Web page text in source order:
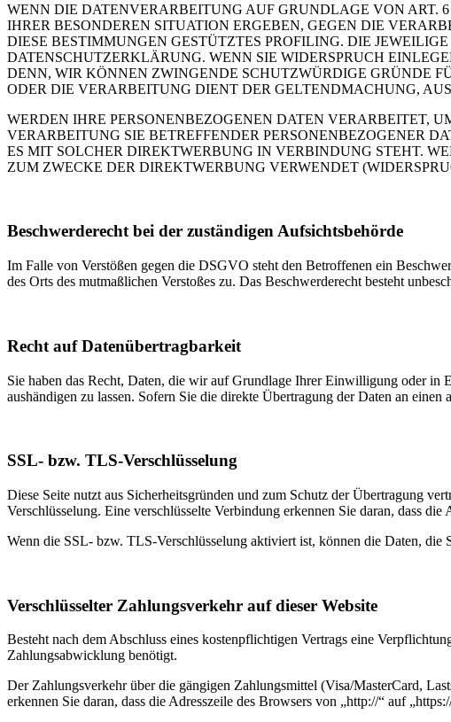
WENN DIE DATENVERARBEITUNG AUF GRUNDLAGE VON ART.
IHRER BESONDEREN SITUATION ERGEBEN, GEGEN DIE
DIESE BESTIMMUNGEN GESTÜTZTES PROFILING. DIE
DATENSCHUTZERKLÄRUNG. WENN SIE WIDERSPRUCH
DENN, WIR KÖNNEN ZWINGENDE SCHUTZWÜRDIGE GRÜNDE
ODER DIE VERARBEITUNG DIENT DER GELTENDMACHUNG,
WERDEN IHRE PERSONENBEZOGENEN DATEN VERARBEITET,
VERARBEITUNG SIE BETREFFENDER PERSONENBEZOGENER
ES MIT SOLCHER DIREKTWERBUNG IN VERBINDUNG STEHT.
ZUM ZWECKE DER DIREKTWERBUNG VERWENDET
Beschwerde­recht bei der zuständigen Aufsichts­behörde
Im Falle von Verstößen gegen die DSGVO steht den Betroffenen ein
des Orts des mutmaßlichen Verstoßes zu. Das Beschwerderecht besteht
Recht auf Daten­übertrag­barkeit
Sie haben das Recht, Daten, die wir auf Grundlage Ihrer Einwilligung oder in
aushändigen zu lassen. Sofern Sie die direkte Übertragung der Daten an
SSL- bzw. TLS-Verschlüsselung
Diese Seite nutzt aus Sicherheitsgründen und zum Schutz der Übertragung
Verschlüsselung. Eine verschlüsselte Verbindung erkennen Sie daran, dass
Wenn die SSL- bzw. TLS-Verschlüsselung aktiviert ist, können die Daten, die
Verschlüsselter Zahlungsverkehr auf dieser Website
Besteht nach dem Abschluss eines kostenpflichtigen Vertrags eine
Zahlungsabwicklung benötigt.
Der Zahlungsverkehr über die gängigen Zahlungsmittel (Visa/MasterCard,
erkennen Sie daran, dass die Adresszeile des Browsers von „http://“ auf